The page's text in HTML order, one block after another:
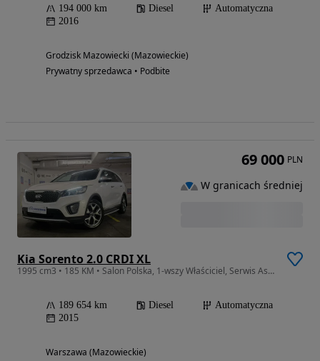
194 000 km Diesel
Automatyczna
2016
Grodzisk Mazowiecki (Mazowieckie)
Prywatny sprzedawca • Podbite
Kia Sorento 2.0 CRDI XL
1995 cm3 • 185 KM • Salon Polska, 1-wszy Właściciel, Serwis Aso, Vat 23%
189 654 km Diesel
Automatyczna
2015
Warszawa (Mazowieckie)
69 000 PLN
W granicach średniej